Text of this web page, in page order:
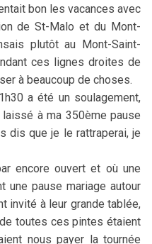
bon les vacances avec
de St-Malo et du Mont-
plutôt au Mont-Saint-
ces lignes droites de
à beaucoup de choses.
a été un soulagement,
à ma 350ème pause
dis que je le rattraperai, je
encore ouvert et où une
une pause mariage autour
invité à leur grande tablée,
toutes ces pintes étaient
nous payer la tournée